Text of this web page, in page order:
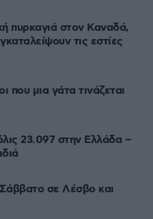
πυρκαγιά στον Καναδά,
τις εστίες
που μια γάτα τινάζεται
23.097 στην Ελλάδα –
σε Λέσβο και